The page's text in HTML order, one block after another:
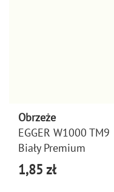
Obrzeże
EGGER W1000 TM9
Biały Premium
1,85 zł